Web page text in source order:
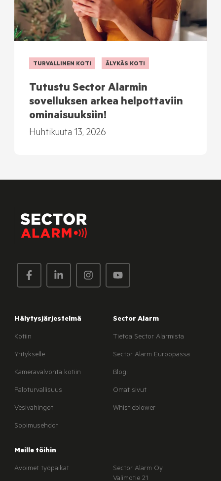
TURVALLINEN KOTI ÄLYKÄS KOTI
Tutustu Sector Alarmin
sovelluksen arkea helpottaviin
ominaisuuksiin!
Huhtikuuta 13, 2026
Hälytysjärjestelmä
Kotiin
Yritykselle
Kameravalvonta kotiin
Paloturvallisuus
Vesivahingot
Sopimusehdot
Sector Alarm
Tietoa Sector Alarmista
Sector Alarm Euroopassa
Blogi
Omat sivut
Whistleblower
Meille töihin
Avoimet työpaikat
Sector Alarm Oy
Valimotie 21